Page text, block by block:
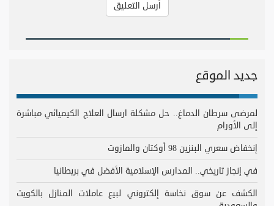
جديد الموقع
لمرضى سرطان الدماغ.. حل مشكلة ارسال العلاج الكيميائي مباشرة
إلى الأورام
إنخفاض سعري البنزين 98 أوكتان والمازوت
في إنجاز تاريخي.. المدارس الإسلامية الأفضل في بريطانيا
الكشف عن سوق نخاسة إلكتروني لبيع عاملات المنازل بالكويت